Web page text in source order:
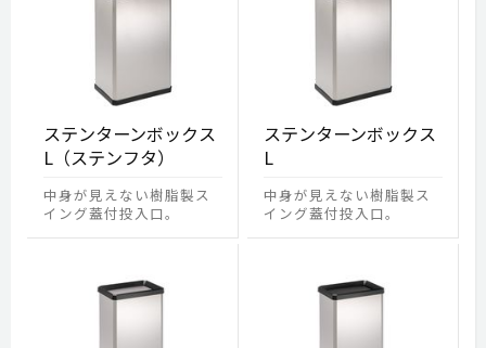
ステンターンボックス
L（ステンフタ）
中身が見えない樹脂製ス
イング蓋付投入口。
ステンターンボックス
L
中身が見えない樹脂製ス
イング蓋付投入口。